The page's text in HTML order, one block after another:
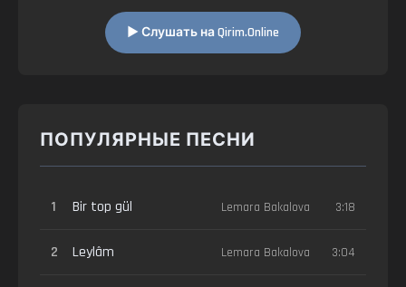
▶ Слушать на Qirim.Online
ПОПУЛЯРНЫЕ ПЕСНИ
1 Bir top gül Lemara Bakalova 3:18
2 Leylâm Lemara Bakalova 3:04